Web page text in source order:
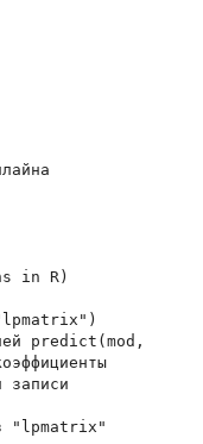
in R)
predict(mod,
записи
"lpmatrix"